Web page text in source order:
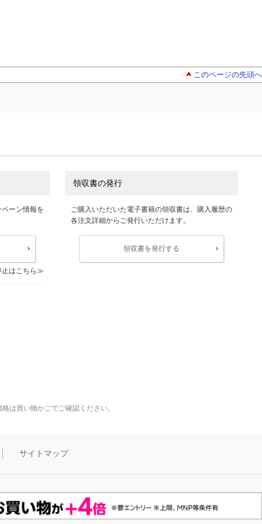
このページの先頭へ
ーン情報を
はこちら
領収書の発行
ご購入いただいた電子書籍の領収書は、購入履歴の
各注文詳細からご発行いただけます。
領収書を発行する
は買い物かごでご確認ください。
サイトマップ